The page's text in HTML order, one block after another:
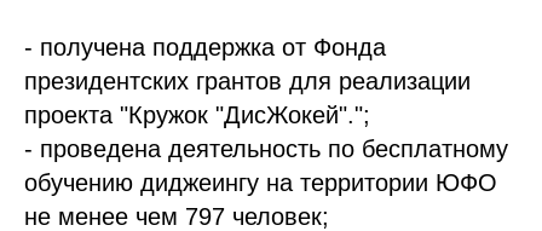
- получена поддержка от Фонда
президентских грантов для реализации
проекта "Кружок "ДисЖокей".";
- проведена деятельность по бесплатному
обучению диджеингу на территории ЮФО
не менее чем 797 человек;